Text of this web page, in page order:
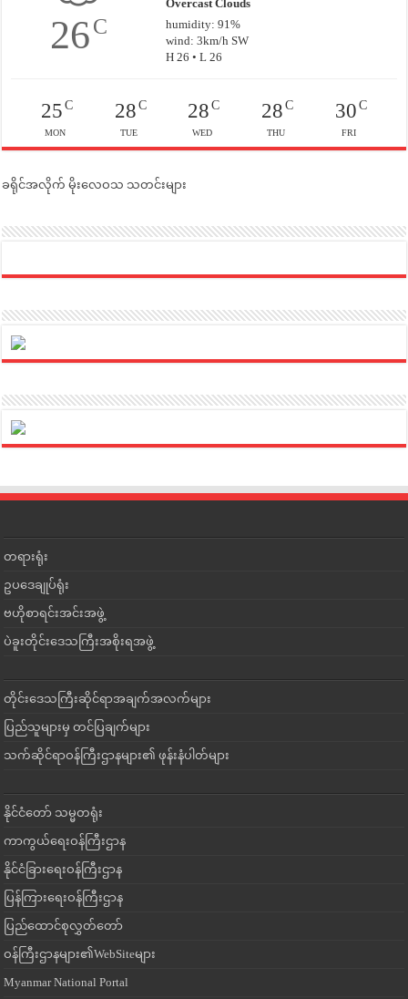
26C
Overcast Clouds
humidity: 91%
wind: 3km/h SW
H 26 • L 26
25C
MON
28C
TUE
28 C
WED
28C
THU
30C
FRI
ခရိုင်အလိုက် မိုးလေဝသ သတင်းများ
တရားရုံး
ဥပဒေချုပ်ရုံး
ဗဟိုစာရင်းအင်းအဖွဲ့
ပဲခူးတိုင်းဒေသကြီးအစိုးရအဖွဲ့
တိုင်းဒေသကြီးဆိုင်ရာအချက်အလက်များ
ပြည်သူများမှ တင်ပြချက်များ
သက်ဆိုင်ရာဝန်ကြီးဌာနများ၏ ဖုန်းနံပါတ်များ
နိုင်ငံတော် သမ္မတရုံး
ကာကွယ်ရေးဝန်ကြီးဌာန
နိုင်ငံခြားရေးဝန်ကြီးဌာန
ပြန်ကြားရေးဝန်ကြီးဌာန
ပြည်ထောင်စုလွှတ်တော်
ဝန်ကြီးဌာနများ၏WebSiteများ
Myanmar National Portal